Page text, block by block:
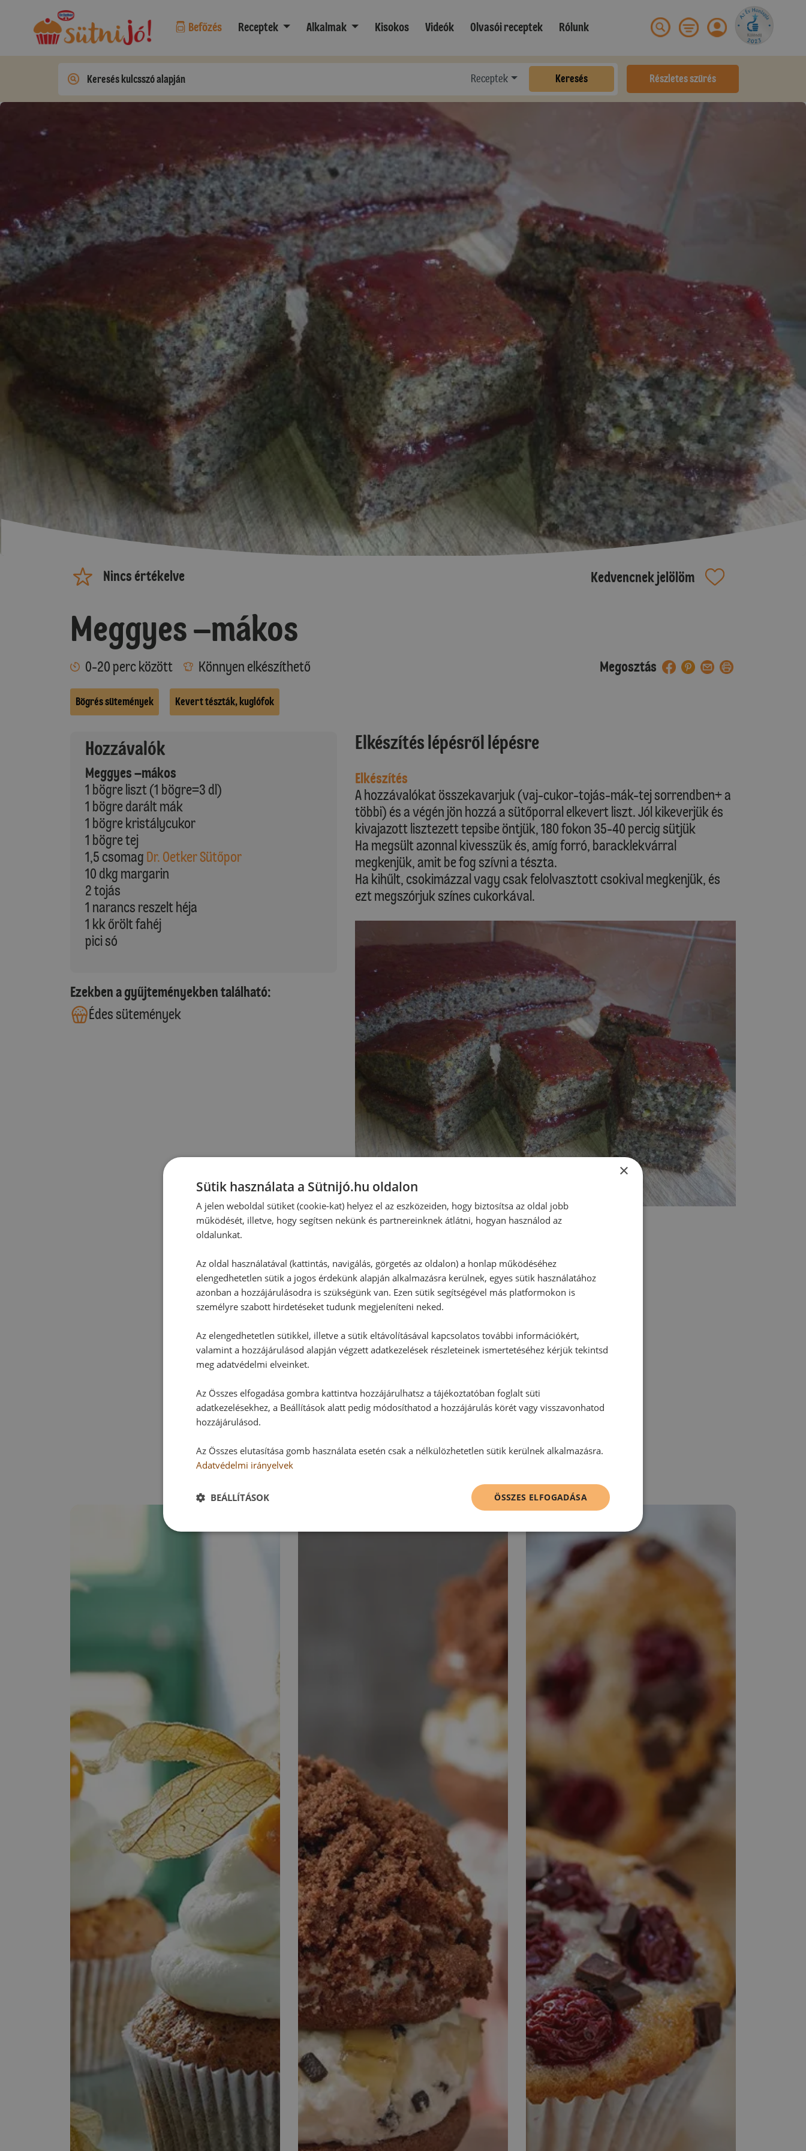
Befőzés Receptek Alkalmak Kisokos Videók Olvasói receptek Rólunk
Receptek Keresés Részletes szűrés
Nincs értékelve Kedvencnek jelölöm
Meggyes –mákos
0-20 perc között Könnyen elkészíthető Megosztás
Bögrés sütemények Kevert tészták, kuglófok
Hozzávalók
Meggyes –mákos
1 bögre liszt (1 bögre=3 dl)
1 bögre darált mák
1 bögre kristálycukor
1 bögre tej
1,5 csomag Dr. Oetker Sütőpor
10 dkg margarin
2 tojás
1 narancs reszelt héja
1 kk őrölt fahéj
pici só
Ezekben a gyűjteményekben található:
Édes sütemények
Elkészítés lépésről lépésre
Elkészítés
A hozzávalókat összekavarjuk (vaj-cukor-tojás-mák-tej sorrendben+ a
többi) és a végén jön hozzá a sütőporral elkevert liszt. Jól kikeverjük és
kivajazott lisztezett tepsibe öntjük, 180 fokon 35-40 percig sütjük
Ha megsült azonnal kivesszük és, amíg forró, baracklekvárral
megkenjük, amit be fog szívni a tészta.
Ha kihűlt, csokimázzal vagy csak felolvasztott csokival megkenjük, és
ezt megszórjuk színes cukorkával.
Hozzászólások
Ehhez a recepthez még nem érkezett hozzászólás.
Hozzászólás írása
Vélemény írásához, kérjük,jelentkezz be!
RECEPTAJÁNLÓ
×
Sütik használata a Sütnijó.hu oldalon
A jelen weboldal sütiket (cookie-kat) helyez el az eszközeiden, hogy biztosítsa az oldal jobb
működését, illetve, hogy segítsen nekünk és partnereinknek átlátni, hogyan használod az
oldalunkat.
Az oldal használatával (kattintás, navigálás, görgetés az oldalon) a honlap működéséhez
elengedhetetlen sütik a jogos érdekünk alapján alkalmazásra kerülnek, egyes sütik használatához
azonban a hozzájárulásodra is szükségünk van. Ezen sütik segítségével más platformokon is
személyre szabott hirdetéseket tudunk megjeleníteni neked.
Az elengedhetetlen sütikkel, illetve a sütik eltávolításával kapcsolatos további információkért,
valamint a hozzájárulásod alapján végzett adatkezelések részleteinek ismertetéséhez kérjük tekintsd
meg adatvédelmi elveinket.
Az Összes elfogadása gombra kattintva hozzájárulhatsz a tájékoztatóban foglalt süti
adatkezelésekhez, a Beállítások alatt pedig módosíthatod a hozzájárulás körét vagy visszavonhatod
hozzájárulásod.
Az Összes elutasítása gomb használata esetén csak a nélkülözhetetlen sütik kerülnek alkalmazásra.
Adatvédelmi irányelvek
ÖSSZES ELFOGADÁSA
BEÁLLÍTÁSOK